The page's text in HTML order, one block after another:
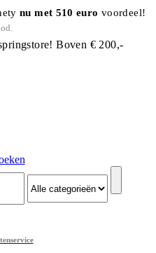
nu met 510 euro voordeel!
Boven € 200,-